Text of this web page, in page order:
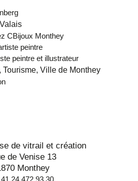
CBijoux Monthey
peintre
peintre et illustrateur
Tourisme, Ville de Monthey
de vitrail et création
de Venise 13
Monthey
24 472 93 30